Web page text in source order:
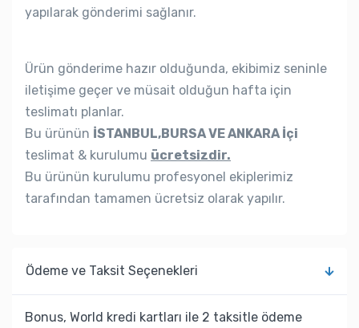
yapılarak gönderimi sağlanır.
Ürün gönderime hazır olduğunda, ekibimiz seninle
iletişime geçer ve müsait olduğun hafta için
teslimatı planlar.
Bu ürünün İSTANBUL,BURSA VE ANKARA İçi
teslimat & kurulumu ücretsizdir.
Bu ürünün kurulumu profesyonel ekiplerimiz
tarafından tamamen ücretsiz olarak yapılır.
Ödeme ve Taksit Seçenekleri
Bonus, World kredi kartları ile 2 taksitle ödeme